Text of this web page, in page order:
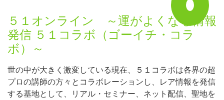
５１オンライン ～運がよくなる情報
発信 ５１コラボ（ゴーイチ・コラ
ボ）～
世の中が大きく激変している現在、５１コラボは各界の超
プロの講師の方々とコラボレーションし、レア情報を発信
する基地として、リアル・セミナー、ネット配信、聖地を